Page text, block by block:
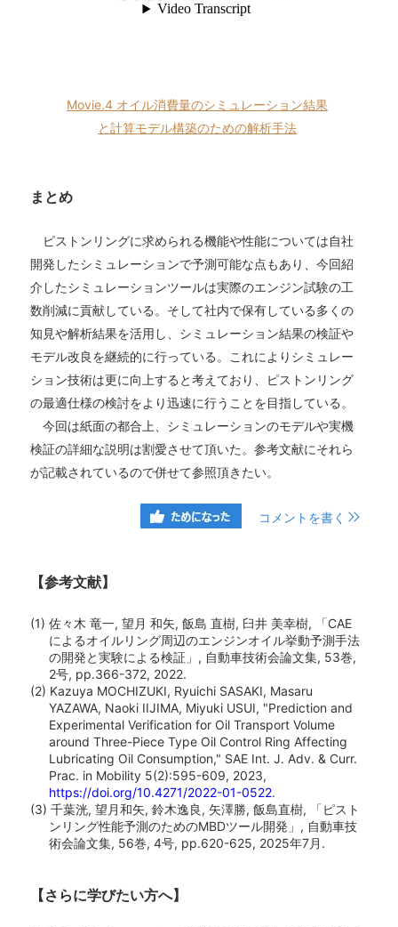
Movie.4 オイル消費量のシミュレーション結果
と計算モデル構築のための解析手法
まとめ
ピストンリングに求められる機能や性能については自社
開発したシミュレーションで予測可能な点もあり、今回紹
介したシミュレーションツールは実際のエンジン試験の工
数削減に貢献している。そして社内で保有している多くの
知見や解析結果を活用し、シミュレーション結果の検証や
モデル改良を継続的に行っている。これによりシミュレー
ション技術は更に向上すると考えており、ピストンリング
の最適仕様の検討をより迅速に行うことを目指している。
今回は紙面の都合上、シミュレーションのモデルや実機
検証の詳細な説明は割愛させて頂いた。参考文献にそれら
が記載されているので併せて参照頂きたい。
コメントを書く
【参考文献】
(1) 佐々木 竜一, 望月 和矢, 飯島 直樹, 臼井 美幸樹, 「CAE
によるオイルリング周辺のエンジンオイル挙動予測手法
の開発と実験による検証」, 自動車技術会論文集, 53巻,
2号, pp.366-372, 2022.
(2) Kazuya MOCHIZUKI, Ryuichi SASAKI, Masaru
YAZAWA, Naoki IIJIMA, Miyuki USUI, "Prediction and
Experimental Verification for Oil Transport Volume
around Three-Piece Type Oil Control Ring Affecting
Lubricating Oil Consumption," SAE Int. J. Adv. & Curr.
Prac. in Mobility 5(2):595-609, 2023,
https://doi.org/10.4271/2022-01-0522.
(3) 千葉洸, 望月和矢, 鈴木逸良, 矢澤勝, 飯島直樹, 「ピスト
ンリング性能予測のためのMBDツール開発」, 自動車技
術会論文集, 56巻, 4号, pp.620-625, 2025年7月.
【さらに学びたい方へ】